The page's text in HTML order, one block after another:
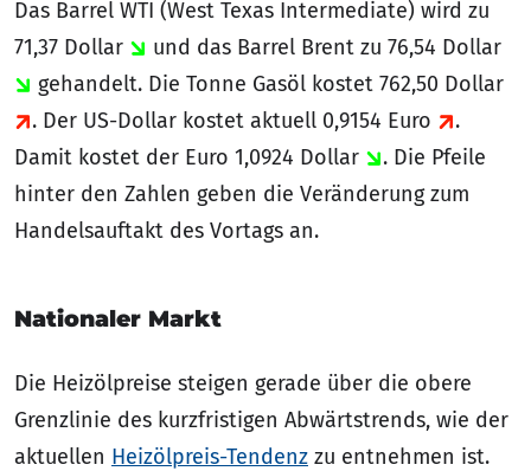
Das Barrel WTI (West Texas Intermediate) wird zu
71,37 Dollar
und das Barrel Brent zu 76,54 Dollar
gehandelt. Die Tonne Gasöl kostet 762,50 Dollar
. Der US-Dollar kostet aktuell 0,9154 Euro
.
Damit kostet der Euro 1,0924 Dollar
. Die Pfeile
hinter den Zahlen geben die Veränderung zum
Handelsauftakt des Vortags an.
Nationaler Markt
Die Heizölpreise steigen gerade über die obere
Grenzlinie des kurzfristigen Abwärtstrends, wie der
aktuellen Heizölpreis-Tendenz zu entnehmen ist.